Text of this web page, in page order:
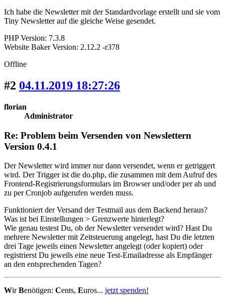
Ich habe die Newsletter mit der Standardvorlage erstellt und sie vom
Tiny Newsletter auf die gleiche Weise gesendet.
PHP Version: 7.3.8
Website Baker Version: 2.12.2 -r378
Offline
#2 04.11.2019 18:27:26
florian
Administrator
Re: Problem beim Versenden von Newslettern
Version 0.4.1
Der Newsletter wird immer nur dann versendet, wenn er getriggert
wird. Der Trigger ist die do.php, die zusammen mit dem Aufruf des
Frontend-Registrierungsformulars im Browser und/oder per ab und
zu per Cronjob aufgerufen werden muss.
Funktioniert der Versand der Testmail aus dem Backend heraus?
Was ist bei Einstellungen > Grenzwerte hinterlegt?
Wie genau testest Du, ob der Newsletter versendet wird? Hast Du
mehrere Newsletter mit Zeitsteuerung angelegt, hast Du die letzten
drei Tage jeweils einen Newsletter angelegt (oder kopiert) oder
registrierst Du jeweils eine neue Test-Emailadresse als Empfänger
an den entsprechenden Tagen?
WirBenötigen: Cents, Euros... jetzt spenden!